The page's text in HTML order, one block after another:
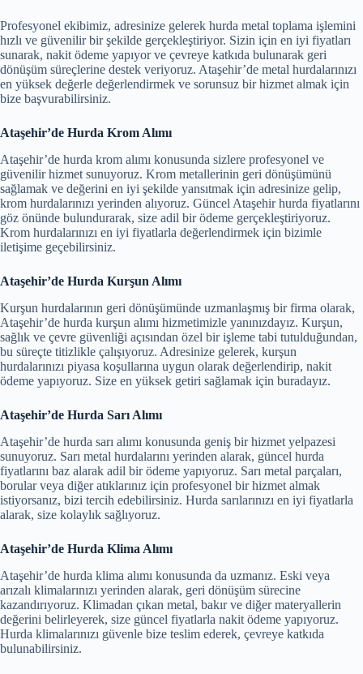
Profesyonel ekibimiz, adresinize gelerek hurda metal toplama işlemini
hızlı ve güvenilir bir şekilde gerçekleştiriyor. Sizin için en iyi fiyatları
sunarak, nakit ödeme yapıyor ve çevreye katkıda bulunarak geri
dönüşüm süreçlerine destek veriyoruz. Ataşehir’de metal hurdalarınızı
en yüksek değerle değerlendirmek ve sorunsuz bir hizmet almak için
bize başvurabilirsiniz.
Ataşehir’de Hurda Krom Alımı
Ataşehir’de hurda krom alımı konusunda sizlere profesyonel ve
güvenilir hizmet sunuyoruz. Krom metallerinin geri dönüşümünü
sağlamak ve değerini en iyi şekilde yansıtmak için adresinize gelip,
krom hurdalarınızı yerinden alıyoruz. Güncel Ataşehir hurda fiyatlarını
göz önünde bulundurarak, size adil bir ödeme gerçekleştiriyoruz.
Krom hurdalarınızı en iyi fiyatlarla değerlendirmek için bizimle
iletişime geçebilirsiniz.
Ataşehir’de Hurda Kurşun Alımı
Kurşun hurdalarının geri dönüşümünde uzmanlaşmış bir firma olarak,
Ataşehir’de hurda kurşun alımı hizmetimizle yanınızdayız. Kurşun,
sağlık ve çevre güvenliği açısından özel bir işleme tabi tutulduğundan,
bu süreçte titizlikle çalışıyoruz. Adresinize gelerek, kurşun
hurdalarınızı piyasa koşullarına uygun olarak değerlendirip, nakit
ödeme yapıyoruz. Size en yüksek getiri sağlamak için buradayız.
Ataşehir’de Hurda Sarı Alımı
Ataşehir’de hurda sarı alımı konusunda geniş bir hizmet yelpazesi
sunuyoruz. Sarı metal hurdalarını yerinden alarak, güncel hurda
fiyatlarını baz alarak adil bir ödeme yapıyoruz. Sarı metal parçaları,
borular veya diğer atıklarınız için profesyonel bir hizmet almak
istiyorsanız, bizi tercih edebilirsiniz. Hurda sarılarınızı en iyi fiyatlarla
alarak, size kolaylık sağlıyoruz.
Ataşehir’de Hurda Klima Alımı
Ataşehir’de hurda klima alımı konusunda da uzmanız. Eski veya
arızalı klimalarınızı yerinden alarak, geri dönüşüm sürecine
kazandırıyoruz. Klimadan çıkan metal, bakır ve diğer materyallerin
değerini belirleyerek, size güncel fiyatlarla nakit ödeme yapıyoruz.
Hurda klimalarınızı güvenle bize teslim ederek, çevreye katkıda
bulunabilirsiniz.